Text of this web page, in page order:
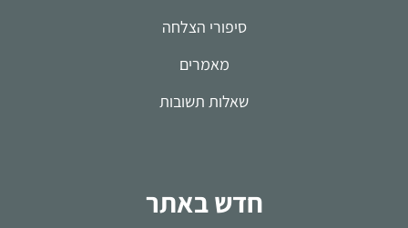
סיפורי הצלחה
מאמרים
שאלות תשובות
חדש באתר